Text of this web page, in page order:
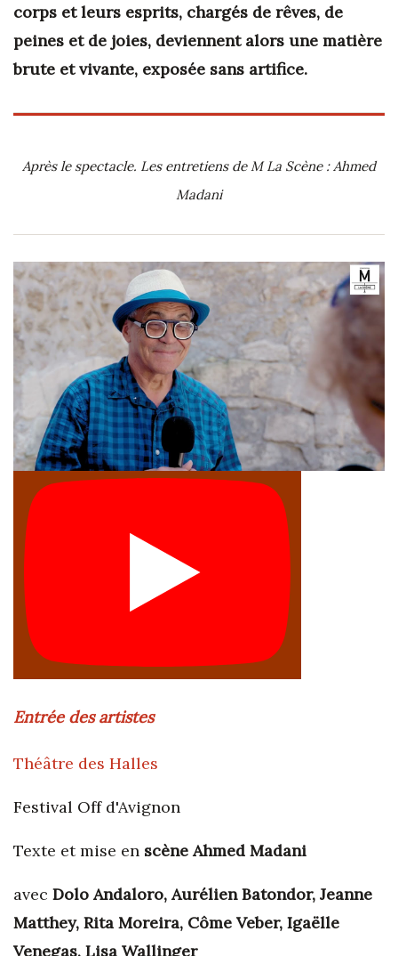
corps et leurs esprits, chargés de rêves, de
peines et de joies, deviennent alors une matière
brute et vivante, exposée sans artifice.
Après le spectacle. Les entretiens de M La Scène : Ahmed
Madani
Entrée des artistes
Théâtre des Halles
Festival Off d'Avignon
Texte et mise en scène Ahmed Madani
avec Dolo Andaloro, Aurélien Batondor, Jeanne
Matthey, Rita Moreira, Côme Veber, Igaëlle
Venegas, Lisa Wallinger